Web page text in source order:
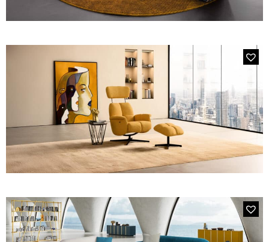
Tous les produits
Voir tous les produits et collections
1744 SILHOUETTE
Canapé Modulable Tissu Multi Couleurs
PM01 GIOTTO
Le fauteuil de relaxation manuel avec sa têtière relevable et
ajustable manuellement et son pouf coordonné en tissu jaune